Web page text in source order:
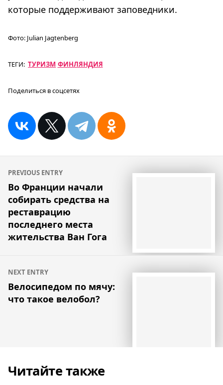
которые поддерживают заповедники.
Фото: Julian Jagtenberg
ТЕГИ: ТУРИЗМ ФИНЛЯНДИЯ
Поделиться в соцсетях
Навигация
по
записям
PREVIOUS ENTRY
Во Франции начали
собирать средства на
реставрацию
последнего места
жительства Ван Гога
NEXT ENTRY
Велосипедом по мячу:
что такое велобол?
Читайте также